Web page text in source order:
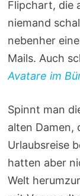
Flipchart, die
niemand
nebenher
Mails. Auch
Avatare im
Spinnt man
alten Damen,
Urlaubsreise
hatten aber
Welt